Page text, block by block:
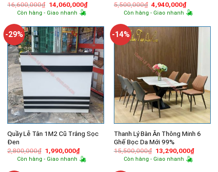
16,600,000₫ Giá
gốc
là:
14,060,000₫Giá
hiện
14,060,000₫.
Còn hàng - Giao nhanh
5,500,000₫ Giá
gốc
là:
4,940,000₫Giá
hiện
tại
Còn hàng - Giao nhanh
-29%
Quầy Lễ Tân 1M2 Cũ Trắng Sọc
Đen
2,800,000₫ Giá
gốc
là:
1,990,000₫Giá
hiện
tại
Còn hàng - Giao nhanh
-14%
Thanh Lý Bàn Ăn Thông Minh 6
Ghế Bọc Da Mới 99%
15,500,000₫ Giá
gốc
là:
13,290,000₫Giá
hiện
Còn hàng - Giao nhanh